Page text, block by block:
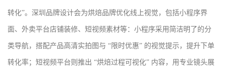
转化”。深圳品牌设计会为烘焙品牌优化线上视觉，包括小程序界
面、外卖平台店铺装修、短视频素材等：小程序采用简洁明了的分
类导航，搭配产品高清实拍图与 “限时优惠” 的视觉提示，提升下单
转化率；短视频平台则推出 “烘焙过程可视化” 内容，用专业镜头展